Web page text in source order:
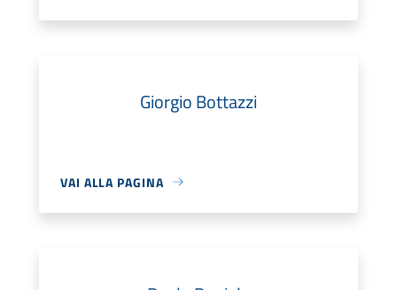
Giorgio Bottazzi
VAI ALLA PAGINA